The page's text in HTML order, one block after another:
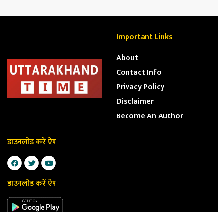
Important Links
About
Contact Info
Privacy Policy
Disclaimer
Become An Author
डाउनलोड करें ऐप
डाउनलोड करें ऐप